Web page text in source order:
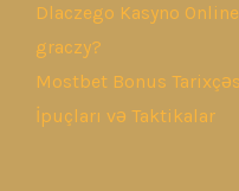
Dlaczego Kasyno
graczy?
Mostbet Bonus
İpuçları və Taktikalar